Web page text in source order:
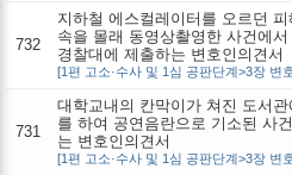
732
지하철 에스컬레이터를 오르던
속을 몰래 동영상촬영한 사건에서
경찰대에 제출하는 변호인의견서
[1편 고소·수사 및 1심 공판단계>3장 변
731
대학교내의 칸막이가 쳐진 도서관
를 하여 공연음란으로 기소된 사
는 변호인의견서
[1편 고소·수사 및 1심 공판단계>3장 변